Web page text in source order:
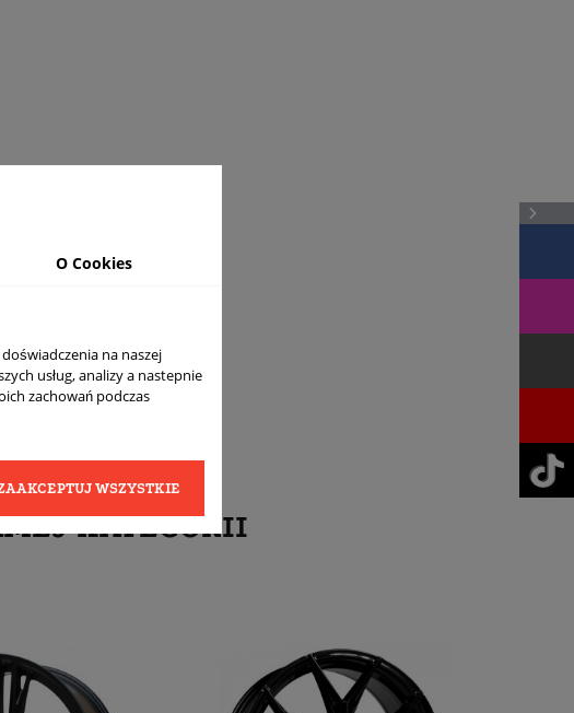
KATEGORII
O Cookies
na naszej
usług, analizy a nastepnie
zachowań podczas
WSZYSTKIE